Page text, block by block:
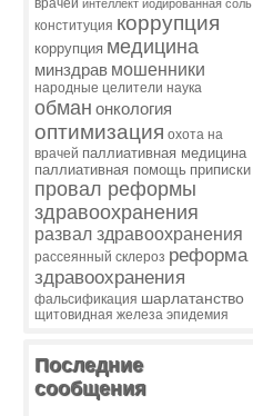
интеллект йодированная соль
конституция коррупция
коррупция медицина
минздрав мошенники
народные целители наука
обман онкология
оптимизация охота на
врачей паллиативная медицина
паллиативная помощь приписки
провал реформы
здравоохранения
развал здравоохранения
рассеянный склероз реформа
здравоохранения
фальсификация шарлатанство
щитовидная железа эпидемия
Последние
сообщения